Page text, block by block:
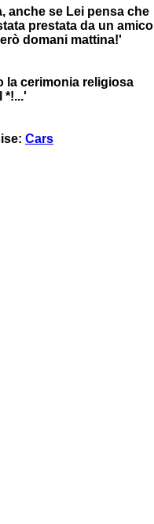
anche se Lei pensa che
prestata da un amico
domani mattina!'
la cerimonia religiosa
*!...'
Cars